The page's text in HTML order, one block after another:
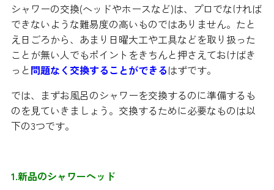
シャワーの交換(ヘッドやホースなど)は、プロでなければ
できないような難易度の高いものではありません。たと
え日ごろから、あまり日曜大工や工具などを取り扱った
ことが無い人でもポイントをきちんと押さえておけばき
っと問題なく交換することができるはずです。
では、まずお風呂のシャワーを交換するのに準備するも
のを見ていきましょう。交換するために必要なものは以
下の3つです。
1.新品のシャワーヘッド